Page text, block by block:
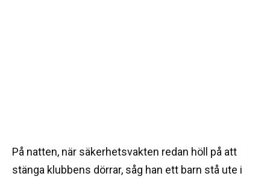
På natten, när säkerhetsvakten redan höll på att
stänga klubbens dörrar, såg han ett barn stå ute i